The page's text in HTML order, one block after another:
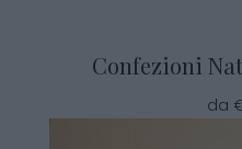
Confezioni
da